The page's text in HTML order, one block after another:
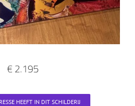
€ 2.195
HEEFT IN DIT SCHILDERIJ